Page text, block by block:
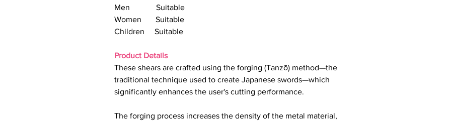
Men Suitable
Women Suitable
Children Suitable
Product Details
These shears are crafted using the forging (Tanzō) method—the
traditional technique used to create Japanese swords—which
significantly enhances the user's cutting performance.
The forging process increases the density of the metal material,